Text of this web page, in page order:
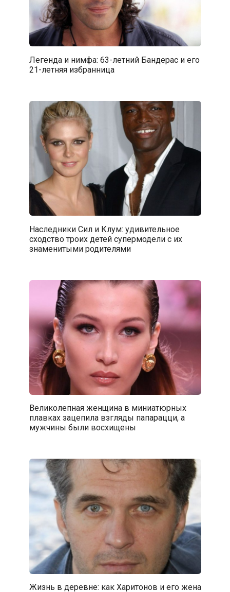
Легенда и нимфа: 63-летний Бандерас и его
21-летняя избранница
Наследники Сил и Клум: удивительное
сходство троих детей супермодели с их
знаменитыми родителями
Великолепная женщина в миниатюрных
плавках зацепила взгляды папарацци, а
мужчины были восхищены
Жизнь в деревне: как Харитонов и его жена